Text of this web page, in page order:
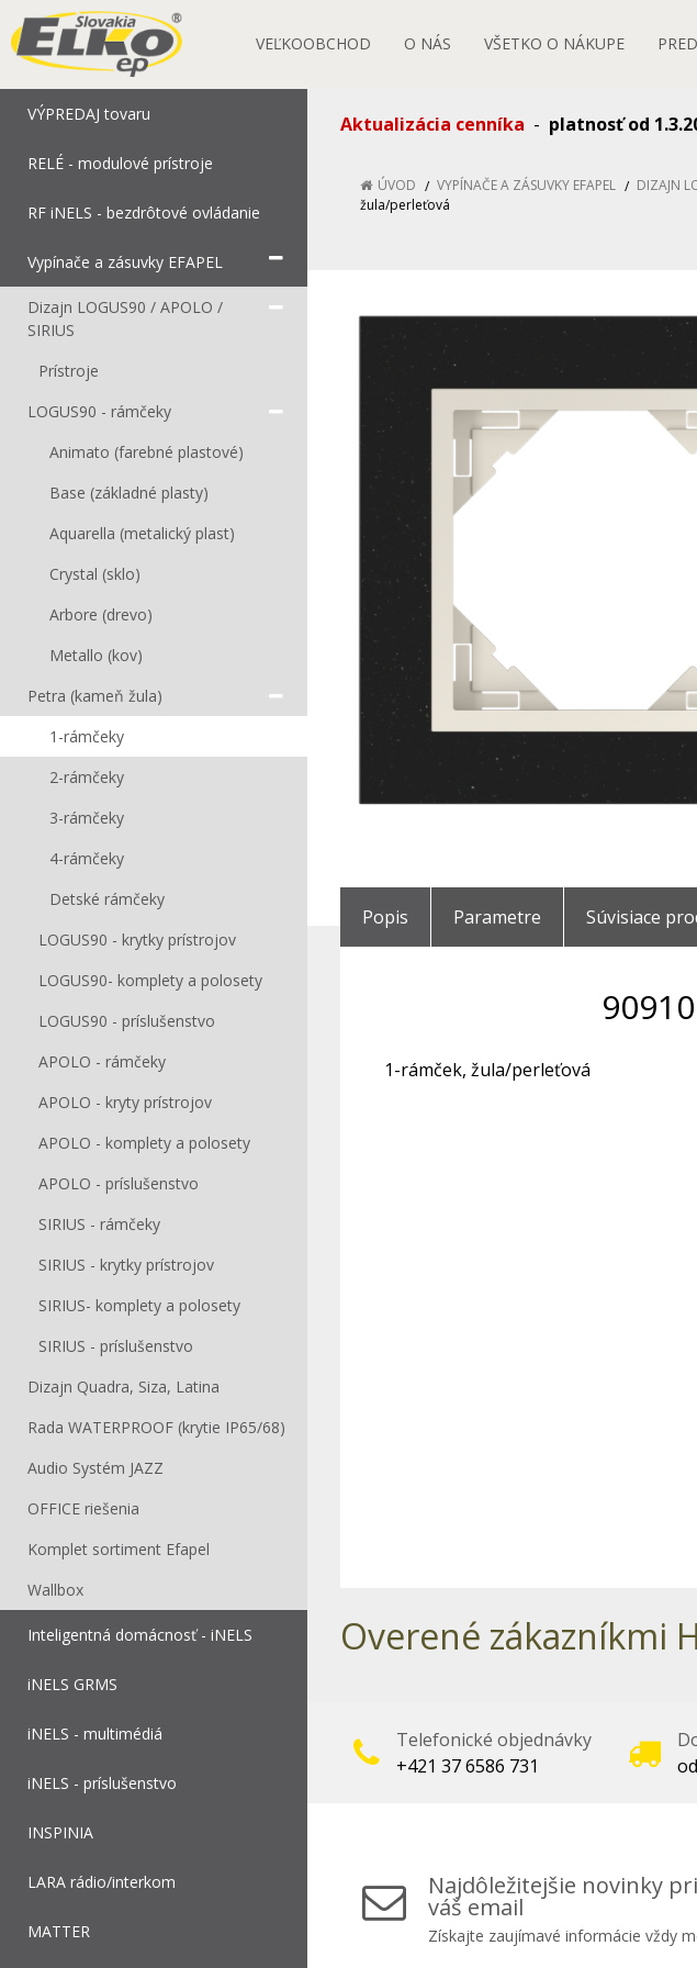
VEĽKOOBCHOD O NÁS VŠETKO O NÁKUPE
VÝPREDAJ tovaru
RELÉ - modulové prístroje
RF iNELS - bezdrôtové ovládanie
Vypínače a zásuvky EFAPEL
Dizajn LOGUS90 / APOLO /
SIRIUS
Prístroje
LOGUS90 - rámčeky
Animato (farebné plastové)
Base (základné plasty)
Aquarella (metalický plast)
Crystal (sklo)
Arbore (drevo)
Metallo (kov)
Petra (kameň žula)
1-rámčeky
2-rámčeky
3-rámčeky
4-rámčeky
Detské rámčeky
LOGUS90 - krytky prístrojov
LOGUS90- komplety a polosety
LOGUS90 - príslušenstvo
APOLO - rámčeky
APOLO - kryty prístrojov
APOLO - komplety a polosety
APOLO - príslušenstvo
SIRIUS - rámčeky
SIRIUS - krytky prístrojov
SIRIUS- komplety a polosety
SIRIUS - príslušenstvo
Dizajn Quadra, Siza, Latina
Rada WATERPROOF (krytie IP65/68)
Audio Systém JAZZ
OFFICE riešenia
Komplet sortiment Efapel
Wallbox
Inteligentná domácnosť - iNELS
iNELS GRMS
iNELS - multimédiá
iNELS - príslušenstvo
INSPINIA
LARA rádio/interkom
MATTER
Aktualizácia cenníka - platnosť od
ÚVOD VYPÍNAČE A ZÁSUVKY EFAPEL DIZAJN
žula/perleťová
Popis Parametre Súvisiace
1-rámček, žula/perleťová
Overené zákazníkmi
Telefonické objednávky
+421 37 6586 731
Najdôležitejšie novinky
váš email
Získajte zaujímavé informácie vždy